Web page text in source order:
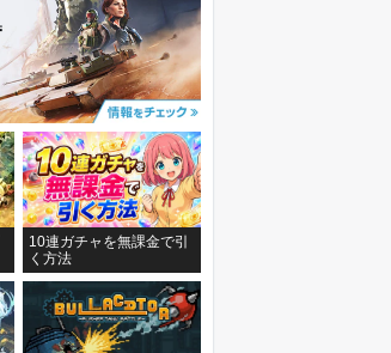
10連ガチャを無課金で引
く方法